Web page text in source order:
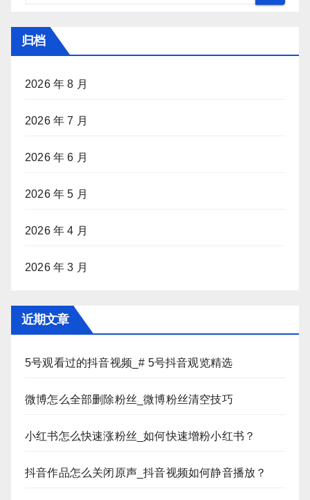
归档
2026 年 8 月
2026 年 7 月
2026 年 6 月
2026 年 5 月
2026 年 4 月
2026 年 3 月
近期文章
5号观看过的抖音视频_# 5号抖音观览精选
微博怎么全部删除粉丝_微博粉丝清空技巧
小红书怎么快速涨粉丝_如何快速增粉小红书？
抖音作品怎么关闭原声_抖音视频如何静音播放？